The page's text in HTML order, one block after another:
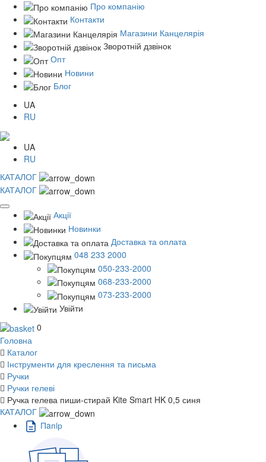
Про компанію
Контакти
Магазини Канцелярія
Зворотній дзвінок
Опт
Новини
Блог
UA
RU
UA
RU
КАТАЛОГ
КАТАЛОГ
Акції
Новинки
Доставка та оплата
048 233 2000
050-233-2000
068-233-2000
073-233-2000
Увійти
0
Головна
Каталог
Інструменти для креслення та письма
Ручки
Ручки гелеві
Ручка гелева пиши-стирай Kite Smart HK 0,5 синя
КАТАЛОГ
Пaпiр